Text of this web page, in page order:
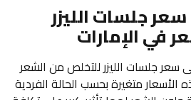
جلسات الليزر
في الإمارات
سعر جلسات الليزر للتخلص من الشعر
متغيرة بحسب الحالة الفردية